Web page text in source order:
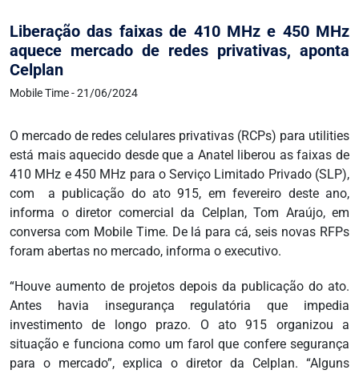
Liberação das faixas de 410 MHz e 450 MHz
aquece mercado de redes privativas, aponta
Celplan
Mobile Time - 21/06/2024
O mercado de redes celulares privativas (RCPs) para utilities
está mais aquecido desde que a Anatel liberou as faixas de
410 MHz e 450 MHz para o Serviço Limitado Privado (SLP),
com a publicação do ato 915, em fevereiro deste ano,
informa o diretor comercial da Celplan, Tom Araújo, em
conversa com Mobile Time. De lá para cá, seis novas RFPs
foram abertas no mercado, informa o executivo.
“Houve aumento de projetos depois da publicação do ato.
Antes havia insegurança regulatória que impedia
investimento de longo prazo. O ato 915 organizou a
situação e funciona como um farol que confere segurança
para o mercado”, explica o diretor da Celplan. “Alguns